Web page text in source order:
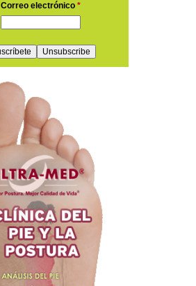
Correo electrónico *